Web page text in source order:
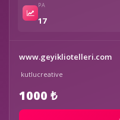
PA
17
www.geyikliotelleri.com
kutlucreative
1000 ₺